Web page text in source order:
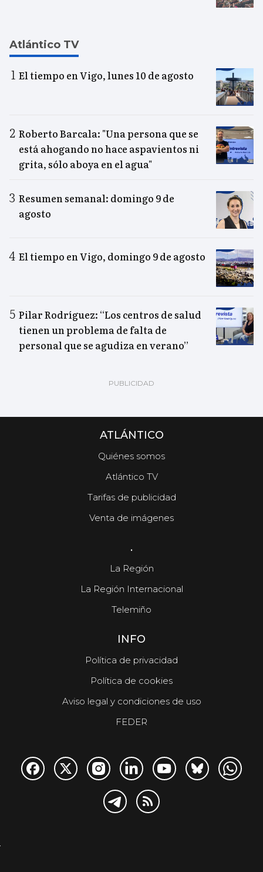
Atlántico TV
El tiempo en Vigo, lunes 10 de agosto
Roberto Barcala: "Una persona que se
está ahogando no hace aspavientos ni
grita, sólo aboya en el agua"
Resumen semanal: domingo 9 de
agosto
El tiempo en Vigo, domingo 9 de agosto
Pilar Rodríguez: “Los centros de salud
tienen un problema de falta de
personal que se agudiza en verano”
ATLÁNTICO
Quiénes somos
Atlántico TV
Tarifas de publicidad
Venta de imágenes
.
La Región
La Región Internacional
Telemiño
INFO
Política de privacidad
Política de cookies
Aviso legal y condiciones de uso
FEDER